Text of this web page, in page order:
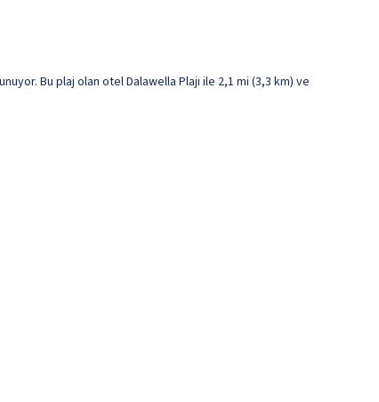
Bu plaj olan otel Dalawella Plajı ile 2,1 mi (3,3 km) ve